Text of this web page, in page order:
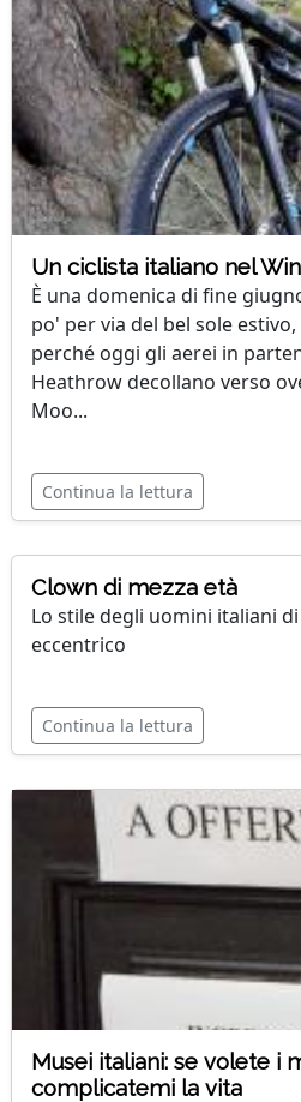
Un ciclista italiano nel
È una domenica di fine
po' per via del bel sole
perché oggi gli aerei in
Heathrow decollano verso
Moo...
Continua la lettura
Clown di mezza età
Lo stile degli uomini italiani
eccentrico
Continua la lettura
Musei italiani: se volete i
complicatemi la vita